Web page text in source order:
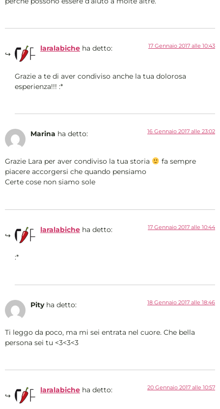
laralabiche ha detto: 17 Gennaio 2017 alle 10:43
Grazie a te di aver condiviso anche la tua dolorosa
esperienza!!! :*
Marina ha detto: 16 Gennaio 2017 alle 23:02
Grazie Lara per aver condiviso la tua storia
fa sempre
piacere accorgersi che quando pensiamo
Certe cose non siamo sole
laralabiche ha detto: 17 Gennaio 2017 alle 10:44
:*
Pity ha detto: 18 Gennaio 2017 alle 18:46
Ti leggo da poco, ma mi sei entrata nel cuore. Che bella
persona sei tu <3<3<3
laralabiche ha detto: 20 Gennaio 2017 alle 10:57